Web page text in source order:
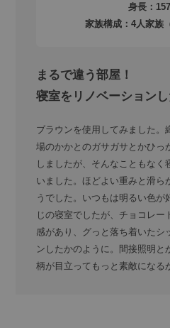
身長：
家族構成：4人家族
まるで違う部屋！
寝室をリノベーションし
ブラウンを使用してみました。
場のかかとのガサガサとかひっ
しましたが、そんなこともなく
いました。ほどよい重みと滑ら
うでした。いつもは明るい色が
じの寝室でしたが、チョコレー
感があり、グっと落ち着いたシ
ンしたかのように。間接照明と
柄が目立ってもっと素敵になる